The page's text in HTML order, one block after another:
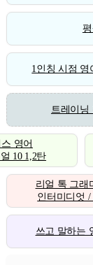
1인칭 시점 영
트레이닝
영어
10 1,2탄
리얼 톡 그래
인터미디엇 /
쓰고 말하는